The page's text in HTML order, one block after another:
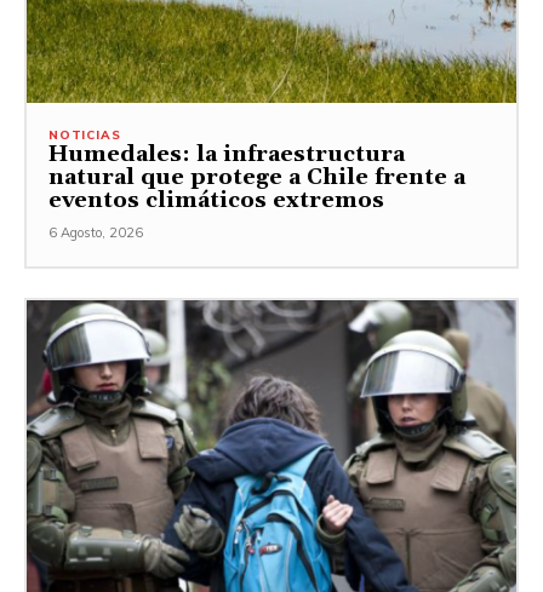
NOTICIAS
Humedales: la infraestructura
natural que protege a Chile frente a
eventos climáticos extremos
6 Agosto, 2026